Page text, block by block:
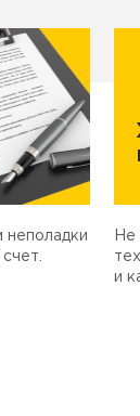
неполадки
Не
и